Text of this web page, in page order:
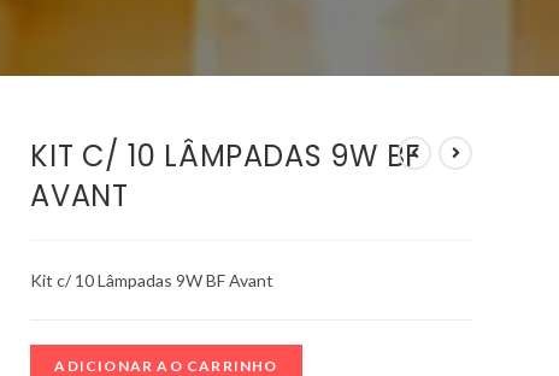
KIT C/ 10 LÂMPADAS 9W BF
AVANT
Kit c/ 10 Lâmpadas 9W BF Avant
ADICIONAR AO CARRINHO